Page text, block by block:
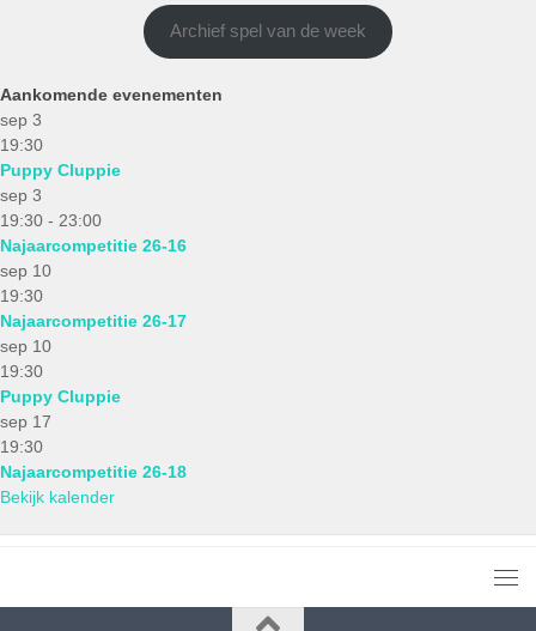
Archief spel van de week
Aankomende evenementen
sep 3
19:30
Puppy Cluppie
sep 3
19:30 - 23:00
Najaarcompetitie 26-16
sep 10
19:30
Najaarcompetitie 26-17
sep 10
19:30
Puppy Cluppie
sep 17
19:30
Najaarcompetitie 26-18
Bekijk kalender